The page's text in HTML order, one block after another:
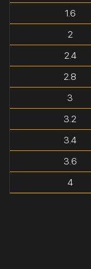
1.6
2
2.4
2.8
3
3.2
3.4
3.6
4